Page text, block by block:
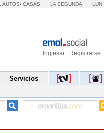
AUTOS- CASAS LA SEGUNDA LUN
Ingresar | Registrarse
Servicios